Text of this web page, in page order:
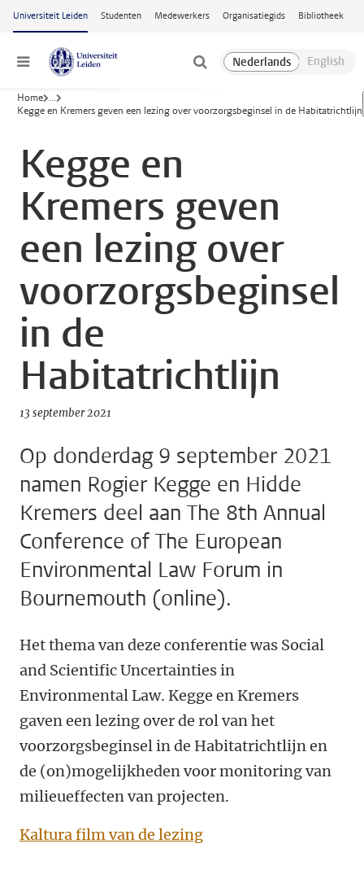
Ga naar hoofdinhoud
Universiteit Leiden Studenten Medewerkers Organisatiegids Bibliotheek
Menu
Home ...
Kegge en Kremers geven een lezing over voorzorgsbeginsel in de Habitatrichtlijn
Kegge en
Kremers geven
een lezing over
voorzorgsbeginsel
in de
Habitatrichtlijn
13 september 2021
Op donderdag 9 september 2021
namen Rogier Kegge en Hidde
Kremers deel aan The 8th Annual
Conference of The European
Environmental Law Forum in
Bournemouth (online).
Het thema van deze conferentie was Social
and Scientific Uncertainties in
Environmental Law. Kegge en Kremers
gaven een lezing over de rol van het
voorzorgsbeginsel in de Habitatrichtlijn en
de (on)mogelijkheden voor monitoring van
milieueffecten van projecten.
Kaltura film van de lezing